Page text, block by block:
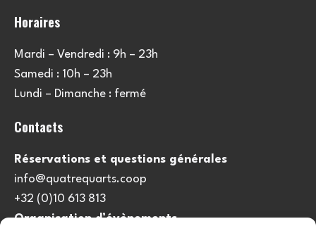
Horaires
Mardi – Vendredi : 9h – 23h
Samedi : 10h – 23h
Lundi – Dimanche : fermé
Contacts
Réservations et questions générales
info@quatrequarts.coop
+32 (0)10 613 813
Organisation d’évènements